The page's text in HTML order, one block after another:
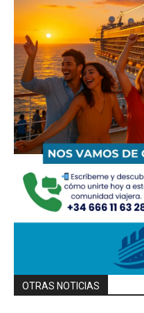
OTRAS NOTICIAS